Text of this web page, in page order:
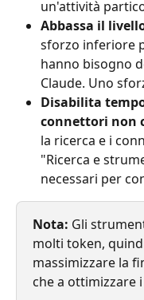
un'attività
Abbassa il
sforzo inferiore
hanno bisogno
Claude. Uno
Disabilita
connettori non
la ricerca e i
"Ricerca e
necessari per
Nota: Gli
molti token,
massimizzare la
che a ottimizzare